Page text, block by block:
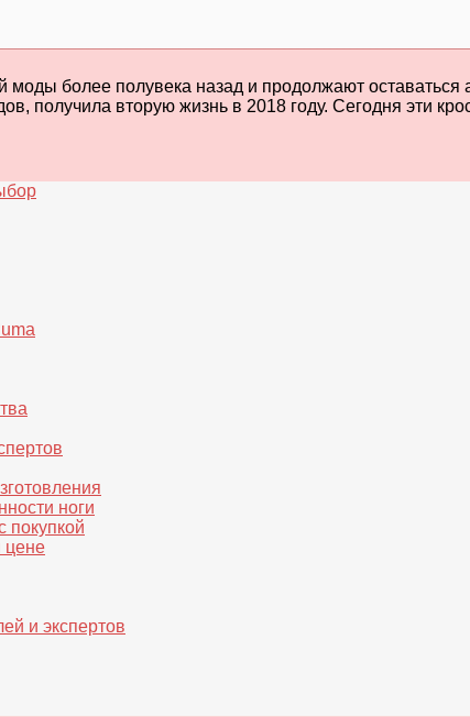
более полувека назад и продолжают
получила вторую жизнь в 2018 году. Сегодня эти
ноги
покупкой
цене
и экспертов